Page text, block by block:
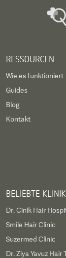
RESSOURCEN
Wie es funktioniert
Guides
Blog
Kontakt
BELIEBTE
Dr. Cinik Hair
Smile Hair Clinic
Suzermed Clinic
Dr. Ziya Yavuz Hair